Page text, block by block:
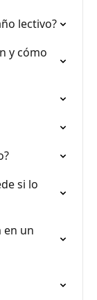
lectivo?
y cómo
si lo
en un